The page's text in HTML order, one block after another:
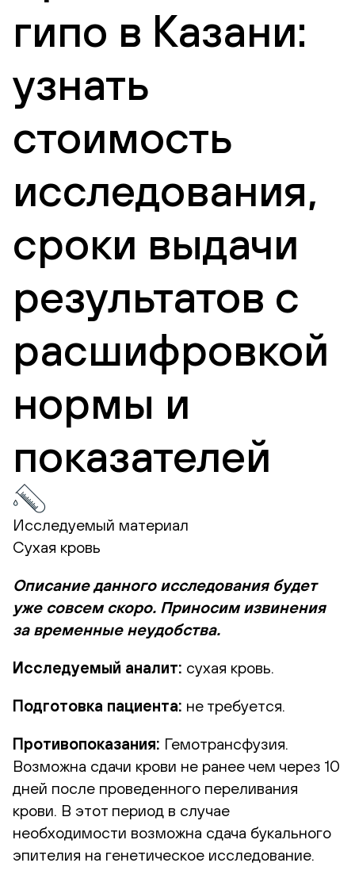
гипо в Казани:
узнать
стоимость
исследования,
сроки выдачи
результатов с
расшифровкой
нормы и
показателей
Исследуемый материал
Сухая кровь
Описание данного исследования будет
уже совсем скоро. Приносим извинения
за временные неудобства.
Исследуемый аналит: сухая кровь.
Подготовка пациента: не требуется.
Противопоказания: Гемотрансфузия.
Возможна сдачи крови не ранее чем через 10
дней после проведенного переливания
крови. В этот период в случае
необходимости возможна сдача букального
эпителия на генетическое исследование.